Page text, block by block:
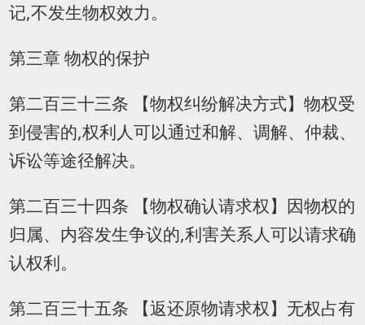
记,不发生物权效力。
第三章 物权的保护
第二百三十三条 【物权纠纷解决方式】物权受
到侵害的,权利人可以通过和解、调解、仲裁、
诉讼等途径解决。
第二百三十四条 【物权确认请求权】因物权的
归属、内容发生争议的,利害关系人可以请求确
认权利。
第二百三十五条 【返还原物请求权】无权占有